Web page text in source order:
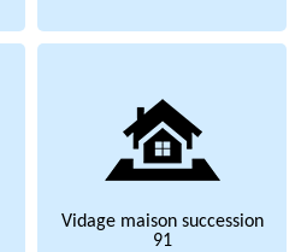
Vidage maison succession
91